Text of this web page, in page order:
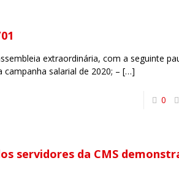
extraordinária, com a seguinte
salarial de 2020; – […]
0
servidores da CMS